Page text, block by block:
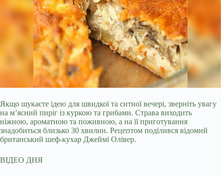
Якщо шукаєте ідею для швидкої та ситної вечері, зверніть увагу
на м’ясний пиріг із куркою та грибами. Страва виходить
ніжною, ароматною та поживною, а на їїприготування
знадобиться близько 30 хвилин. Рецептом поділився відомий
британський шеф-кухар Джеймі Олівер.
ВІДЕО ДНЯ